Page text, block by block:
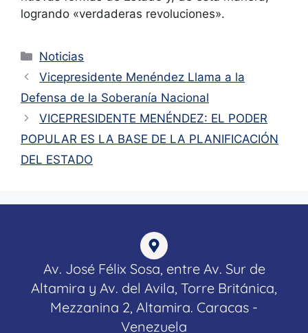
logrando «verdaderas revoluciones».
Noticias
Vicepresidente Menéndez Llama a la
Defensa de la Soberanía Nacional
VICEPRESIDENTE MENÉNDEZ: EL PODER
POPULAR ES LA BASE DE LA PLANIFICACIÓN
DEL ESTADO
Av. José Félix Sosa, entre Av. Sur de
Altamira y Av. del Avila, Torre Británica,
Mezzanina 2, Altamira. Caracas -
Venezuela